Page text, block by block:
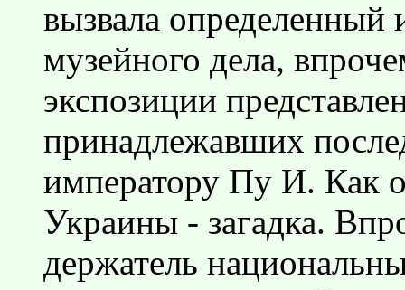
вызвала определенный
музейного дела,
экспозиции
принадлежавших
императору Пу И. Как
Украины - загадка.
держатель